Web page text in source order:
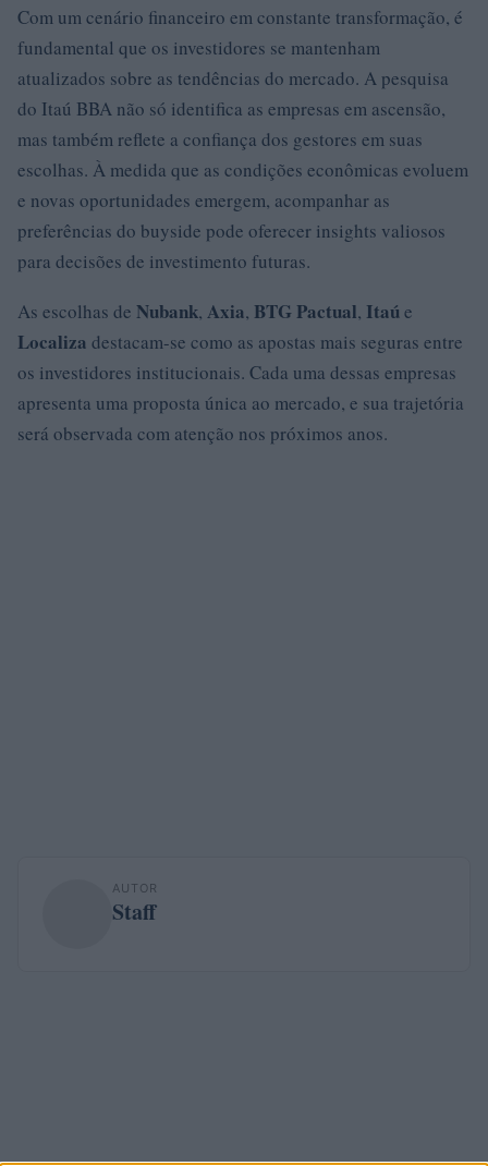
Com um cenário financeiro em constante transformação, é
fundamental que os investidores se mantenham
atualizados sobre as tendências do mercado. A pesquisa
do Itaú BBA não só identifica as empresas em ascensão,
mas também reflete a confiança dos gestores em suas
escolhas. À medida que as condições econômicas evoluem
e novas oportunidades emergem, acompanhar as
preferências do buyside pode oferecer insights valiosos
para decisões de investimento futuras.
As escolhas de Nubank, Axia, BTG Pactual, Itaúe
Localiza destacam-se como as apostas mais seguras entre
os investidores institucionais. Cada uma dessas empresas
apresenta uma proposta única ao mercado, e sua trajetória
será observada com atenção nos próximos anos.
AUTOR
Staff